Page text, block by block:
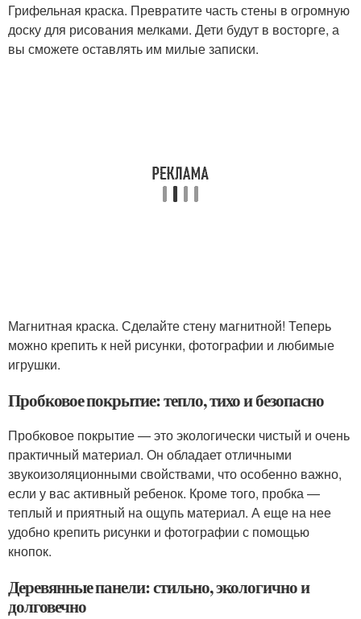
Грифельная краска. Превратите часть стены в огромную
доску для рисования мелками. Дети будут в восторге, а
вы сможете оставлять им милые записки.
Магнитная краска. Сделайте стену магнитной! Теперь
можно крепить к ней рисунки, фотографии и любимые
игрушки.
Пробковое покрытие: тепло, тихо и безопасно
Пробковое покрытие — это экологически чистый и очень
практичный материал. Он обладает отличными
звукоизоляционными свойствами, что особенно важно,
если у вас активный ребенок. Кроме того, пробка —
теплый и приятный на ощупь материал. А еще на нее
удобно крепить рисунки и фотографии с помощью
кнопок.
Деревянные панели: стильно, экологично и
долговечно